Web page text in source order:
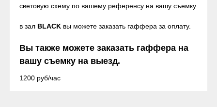
световую схему по вашему референсу на вашу съемку.
в зал BLACK вы можете заказать гаффера за оплату.
Вы также можете заказать гаффера на
вашу съемку на выезд.
1200 руб/час